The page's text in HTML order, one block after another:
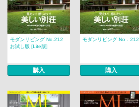
モダンリビング No.212
お試し版 [Lite版]
購入
モダンリビング No．212
購入